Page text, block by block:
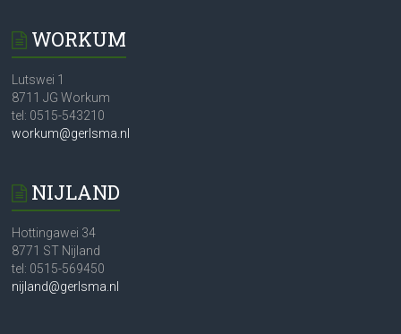
WORKUM
Lutswei 1
8711 JG Workum
tel: 0515-543210
workum@gerlsma.nl
NIJLAND
Hottingawei 34
8771 ST Nijland
tel: 0515-569450
nijland@gerlsma.nl